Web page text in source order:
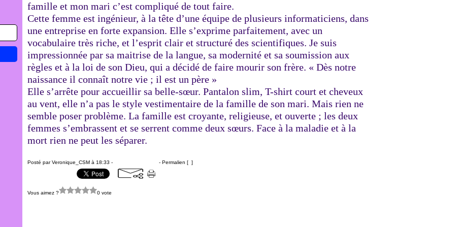
famille et mon mari c’est compliqué de tout faire.
Cette femme est ingénieur, à la tête d’une équipe de plusieurs informaticiens, dans
une entreprise en forte expansion. Elle s’exprime parfaitement, avec un
vocabulaire très riche, et l’esprit clair et structuré des scientifiques. Je suis
impressionnée par sa maitrise de la langue, sa modernité et sa soumission aux
règles et à la loi de son Dieu, qui a décidé de faire mourir son frère. « Dès notre
naissance il connaît notre vie ; il est un père »
Elle s’arrête pour accueillir sa belle-sœur. Pantalon slim, T-shirt court et cheveux
au vent, elle n’a pas le style vestimentaire de la famille de son mari. Mais rien ne
semble poser problème. La famille est croyante, religieuse, et ouverte ; les deux
femmes s’embrassent et se serrent comme deux sœurs. Face à la maladie et à la
mort rien ne peut les séparer.
Posté par Veronique_CSM à 18:33 - - Permalien [ ]
Vous aimez ? 0 vote